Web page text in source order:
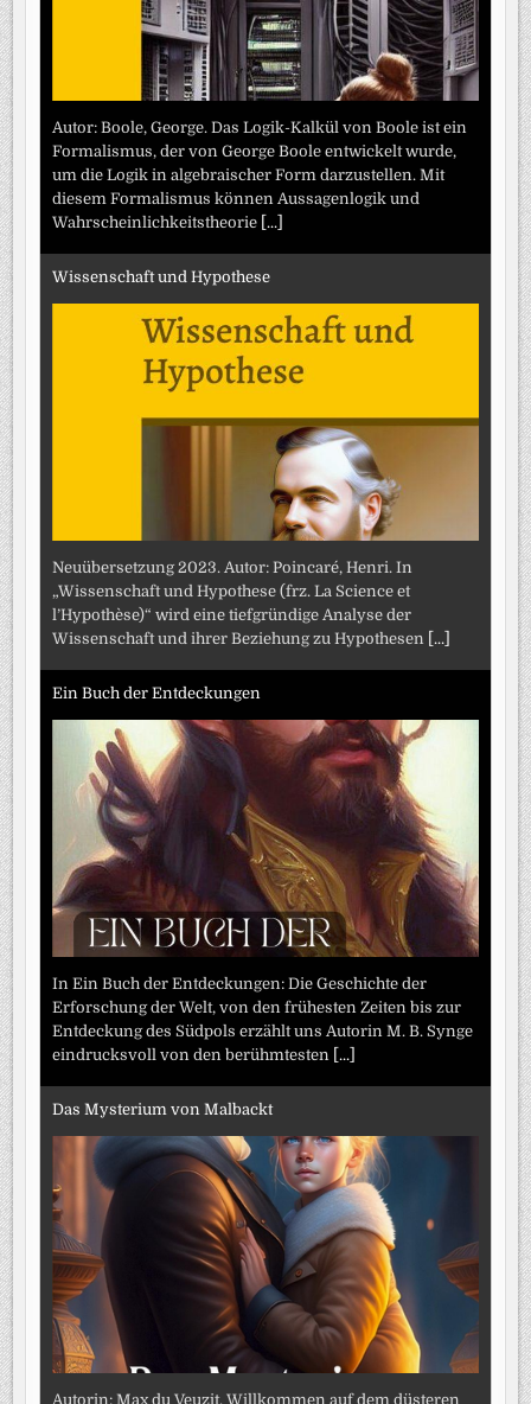
Autor: Boole, George. Das Logik-Kalkül von Boole ist ein
Formalismus, der von George Boole entwickelt wurde,
um die Logik in algebraischer Form darzustellen. Mit
diesem Formalismus können Aussagenlogik und
Wahrscheinlichkeitstheorie [...]
Wissenschaft und Hypothese
Neuübersetzung 2023. Autor: Poincaré, Henri. In
„Wissenschaft und Hypothese (frz. La Science et
l’Hypothèse)“ wird eine tiefgründige Analyse der
Wissenschaft und ihrer Beziehung zu Hypothesen [...]
Ein Buch der Entdeckungen
In Ein Buch der Entdeckungen: Die Geschichte der
Erforschung der Welt, von den frühesten Zeiten bis zur
Entdeckung des Südpols erzählt uns Autorin M. B. Synge
eindrucksvoll von den berühmtesten [...]
Das Mysterium von Malbackt
Autorin: Max du Veuzit. Willkommen auf dem düsteren